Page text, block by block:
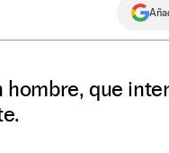
hombre, que